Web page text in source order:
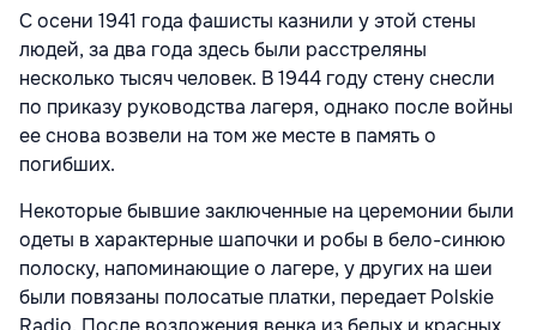
С осени 1941 года фашисты казнили у этой стены
людей, за два года здесь были расстреляны
несколько тысяч человек. В 1944 году стену снесли
по приказу руководства лагеря, однако после войны
ее снова возвели на том же месте в память о
погибших.
Некоторые бывшие заключенные на церемонии были
одеты в характерные шапочки и робы в бело-синюю
полоску, напоминающие о лагере, у других на шеи
были повязаны полосатые платки, передает Polskie